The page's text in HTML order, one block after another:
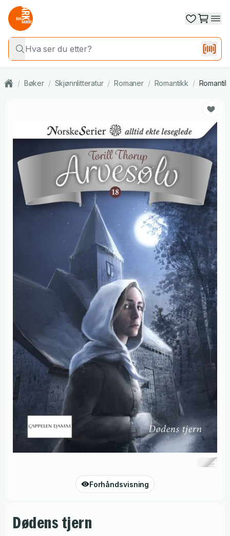
/ Bøker / Skjønnlitteratur / Romaner / Romantikk /
Forhåndsvisning
Dødens tjern